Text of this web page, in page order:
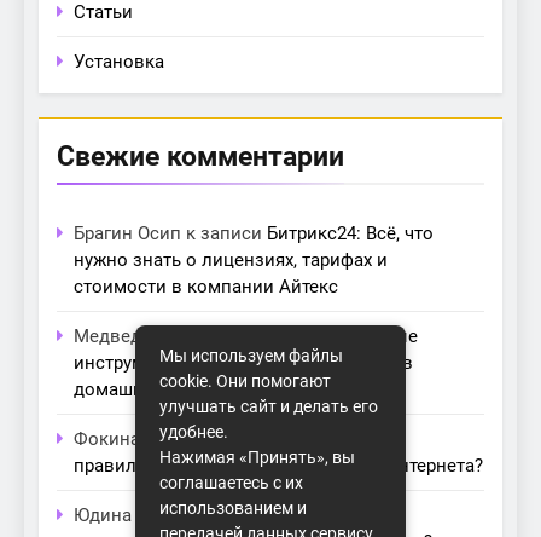
Статьи
Установка
Свежие комментарии
Брагин Осип к записи Битрикс24: Всё, что
нужно знать о лицензиях, тарифах и
стоимости в компании Айтекс
Медведева Амалия
Основные
инструменты для создания серверов в
домашних условиях
Фокина Невак записи
правильный модем для домашнего интернета?
Юдина Ивонак записиПроблемы с
Мы используем файлы
cookie. Они помогают
улучшать сайт и делать его
удобнее.
Нажимая «Принять», вы
соглашаетесь с их
использованием и